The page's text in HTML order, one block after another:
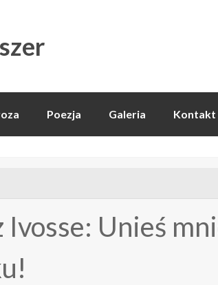
Poezja Galeria Kontakt
Ivosse: Unieś